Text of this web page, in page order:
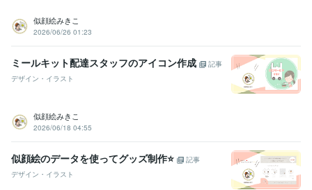
似顔絵みきこ
2026/06/26 01:23
ミールキット配達スタッフのアイコン作成
記事
デザイン・イラスト
似顔絵みきこ
2026/06/18 04:55
似顔絵のデータを使ってグッズ制作⭐️
記事
デザイン・イラスト